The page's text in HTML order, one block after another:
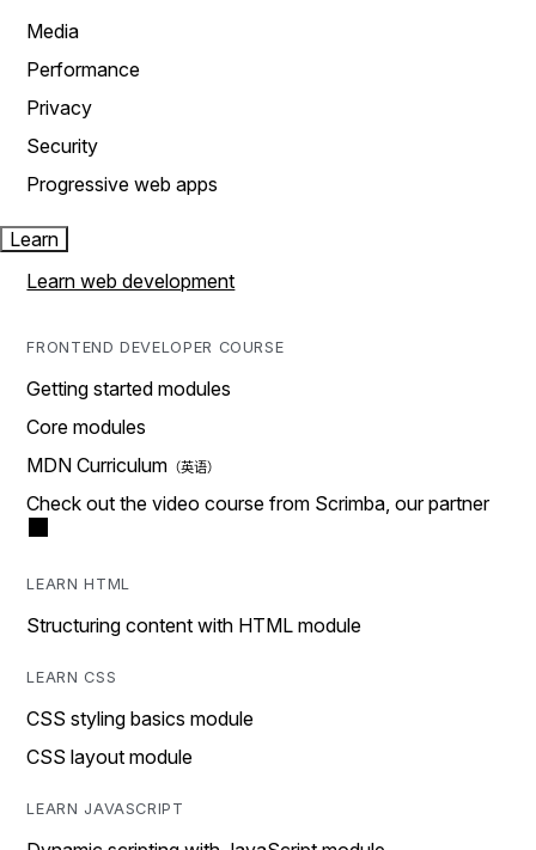
Media
Performance
Privacy
Security
Progressive web apps
Learn
Learn web development
FRONTEND DEVELOPER COURSE
Getting started modules
Core modules
MDN Curriculum
Check out the video course from Scrimba, our partner
LEARN HTML
Structuring content with HTML module
LEARN CSS
CSS styling basics module
CSS layout module
LEARN JAVASCRIPT